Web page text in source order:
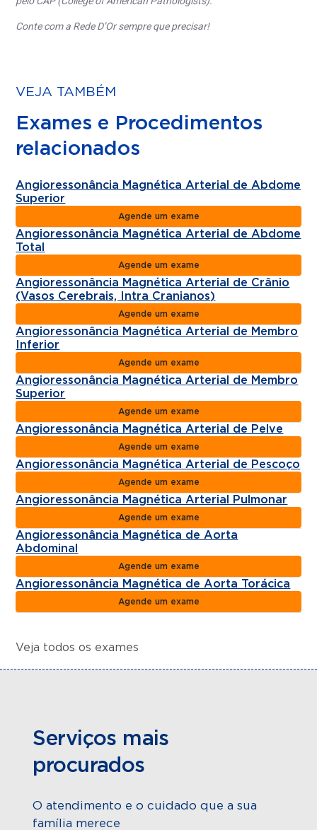
Conte com a Rede D’Or sempre que precisar!
VEJA TAMBÉM
Exames e Procedimentos
relacionados
Angioressonância Magnética Arterial de Abdome
Superior
Agende um exame
Angioressonância Magnética Arterial de Abdome
Total
Agende um exame
Angioressonância Magnética Arterial de Crânio
(Vasos Cerebrais, Intra Cranianos)
Agende um exame
Angioressonância Magnética Arterial de Membro
Inferior
Agende um exame
Angioressonância Magnética Arterial de Membro
Superior
Agende um exame
Angioressonância Magnética Arterial de Pelve
Agende um exame
Angioressonância Magnética Arterial de Pescoço
Agende um exame
Angioressonância Magnética Arterial Pulmonar
Agende um exame
Angioressonância Magnética de Aorta
Abdominal
Agende um exame
Angioressonância Magnética de Aorta Torácica
Agende um exame
Veja todos os exames
Serviços mais
procurados
O atendimento e o cuidado que a sua
família merece